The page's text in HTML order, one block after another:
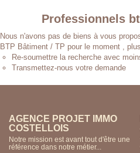
Professionnels
Nous n'avons pas de biens à vous
BTP Bâtiment / TP pour le moment ,
Re-soumettre la recherche avec
Transmettez-nous votre demande
AGENCE PROJET IMMO
COSTELLOIS
Notre mission est avant tout d'être une
référence dans notre métier...